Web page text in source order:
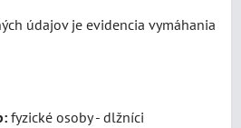
údajov je evidencia vymáhania
fyzické osoby - dlžníci